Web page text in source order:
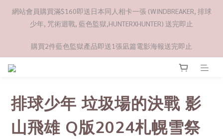
網站會員購買滿$160即送日本同人相卡一張 (WINDBREAKER, 排球
少年, 咒術迴戰, 藍色監獄,HUNTERXHUNTER) 送完即止
購買2件藍色監獄產品即送1張凪篇電影海報送完即止
排球少年 垃圾場的決戰 影
山飛雄 Q版2024札幌雪祭